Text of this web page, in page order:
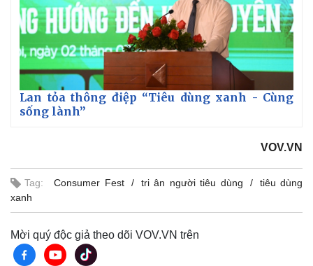
Lan tỏa thông điệp “Tiêu dùng xanh - Cùng
sống lành”
VOV.VN
Tag: Consumer Fest tri ân người tiêu dùng
tiêu dùng
xanh
Mời quý độc giả theo dõi VOV.VN trên